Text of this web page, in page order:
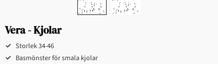
Vera - Kjolar
Storlek 34-46​​​​​​
Basmönster för smala kjolar​​